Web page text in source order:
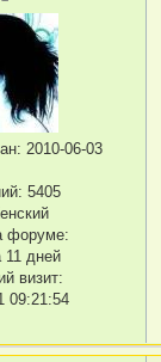
: 2010-06-03
5405
форуме:
11 дней
визит:
09:21:54